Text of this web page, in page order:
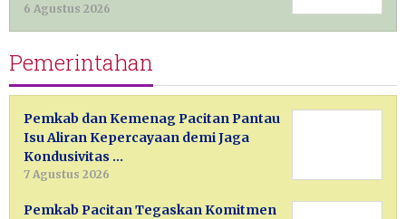
6 Agustus 2026
Pemerintahan
Pemkab dan Kemenag Pacitan Pantau
Isu Aliran Kepercayaan demi Jaga
Kondusivitas …
7 Agustus 2026
Pemkab Pacitan Tegaskan Komitmen